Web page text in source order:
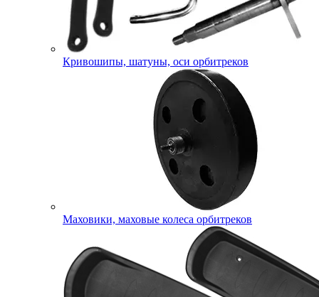
Кривошипы, шатуны, оси орбитреков
Маховики, маховые колеса орбитреков